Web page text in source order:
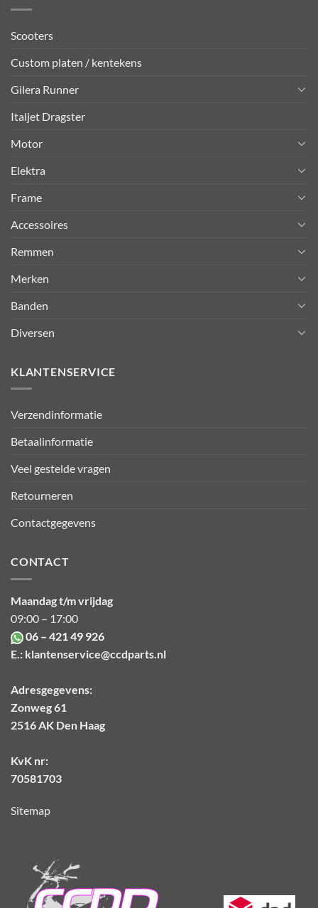
Scooters
Custom platen / kentekens
Gilera Runner
Italjet Dragster
Motor
Elektra
Frame
Accessoires
Remmen
Merken
Banden
Diversen
KLANTENSERVICE
Verzendinformatie
Betaalinformatie
Veel gestelde vragen
Retourneren
Contactgegevens
CONTACT
Maandag t/m vrijdag
09:00 – 17:00
06 – 421 49 926
E.: klantenservice@ccdparts.nl
Adresgegevens:
Zonweg 61
2516 AK Den Haag
KvK nr:
70581703
Sitemap